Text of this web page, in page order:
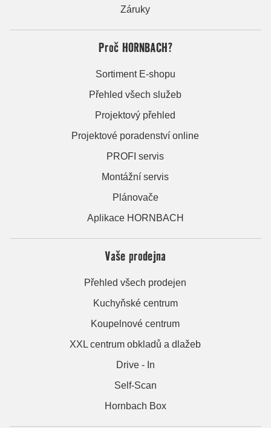
Záruky
Proč HORNBACH?
Sortiment E-shopu
Přehled všech služeb
Projektový přehled
Projektové poradenství online
PROFI servis
Montážní servis
Plánovače
Aplikace HORNBACH
Vaše prodejna
Přehled všech prodejen
Kuchyňské centrum
Koupelnové centrum
XXL centrum obkladů a dlažeb
Drive - In
Self-Scan
Hornbach Box